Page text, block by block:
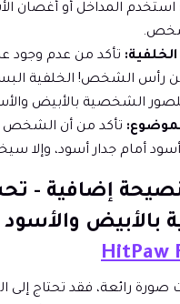
استخدم المداخل أو أغصان
تأكد من عدم وجود
رأس الشخص! الخلفية
الشخصية بالأبيض
تأكد من أن الشخص
أمام جدار أسود، وإلا
4: نصيحة إضافية
بالأبيض والأسود
HitPaw
صورة رائعة، فقد تحتاج إلى